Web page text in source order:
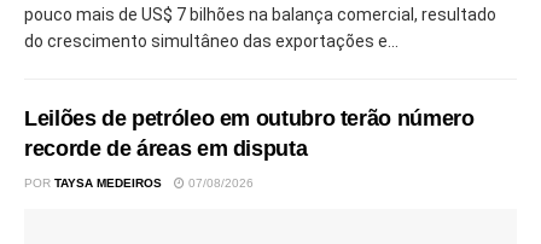
pouco mais de US$ 7 bilhões na balança comercial, resultado
do crescimento simultâneo das exportações e...
Leilões de petróleo em outubro terão número
recorde de áreas em disputa
POR TAYSA MEDEIROS 07/08/2026